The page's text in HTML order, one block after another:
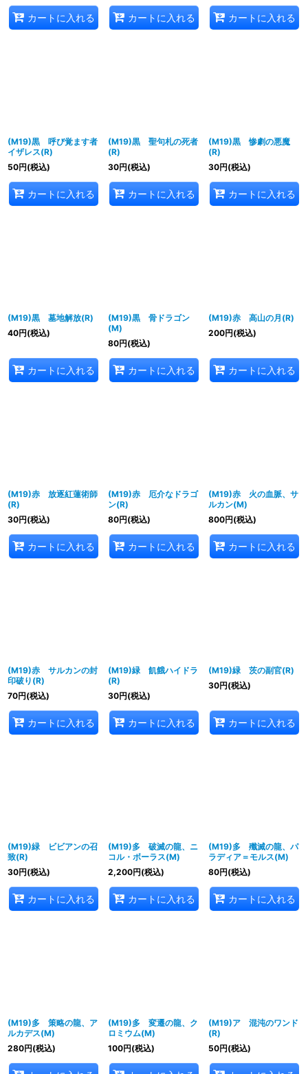
カートに入れる カートに入れる カートに入れる
(M19)黒 呼び覚ます者
イザレス(R)
50円(税込)
カートに入れる
(M19)黒 聖句札の死者
(R)
30円(税込)
カートに入れる
(M19)黒 惨劇の悪魔
(R)
30円(税込)
カートに入れる
(M19)黒 墓地解放(R)
40円(税込)
カートに入れる
(M19)黒 骨ドラゴン
(M)
80円(税込)
カートに入れる
(M19)赤 高山の月(R)
200円(税込)
カートに入れる
(M19)赤 放逐紅蓮術師
(R)
30円(税込)
カートに入れる
(M19)赤 厄介なドラゴ
ン(R)
80円(税込)
カートに入れる
(M19)赤 火の血脈、サ
ルカン(M)
800円(税込)
カートに入れる
(M19)赤 サルカンの封
印破り(R)
70円(税込)
カートに入れる
(M19)緑 飢餓ハイドラ
(R)
30円(税込)
カートに入れる
(M19)緑 茨の副官(R)
30円(税込)
カートに入れる
(M19)緑 ビビアンの召
致(R)
30円(税込)
カートに入れる
(M19)多 破滅の龍、ニ
コル・ボーラス(M)
2,200円(税込)
カートに入れる
(M19)多 殲滅の龍、パ
ラディア＝モルス(M)
80円(税込)
カートに入れる
(M19)多 策略の龍、ア
ルカデス(M)
280円(税込)
(M19)多 変遷の龍、ク
ロミウム(M)
100円(税込)
(M19)ア 混沌のワンド
(R)
50円(税込)